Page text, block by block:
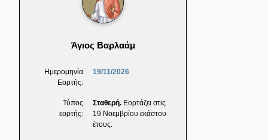
Άγιος Βαρλαάμ
Ημερομηνία
Εορτής:
19/11/2026
Τύπος
εορτής:
Σταθερή. Εορτάζει στις
19 Νοεμβρίου εκάστου
έτους.